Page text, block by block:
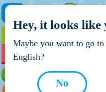
НОВІ ІГРИ
Hey, it looks like
Maybe you want to go to
English?
No